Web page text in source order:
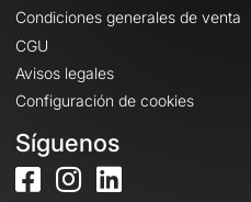
Condiciones generales de venta
CGU
Avisos legales
Configuración de cookies
Síguenos